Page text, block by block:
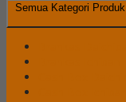
Semua Kategori Produk